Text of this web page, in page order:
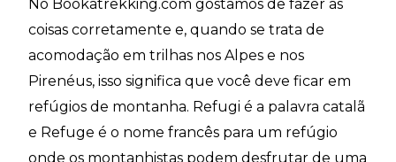
No Bookatrekking.com gostamos de fazer as
coisas corretamente e, quando se trata de
acomodação em trilhas nos Alpes e nos
Pirenéus, isso significa que você deve ficar em
refúgios de montanha. Refugi é a palavra catalã
e Refuge é o nome francês para um refúgio
onde os montanhistas podem desfrutar de uma